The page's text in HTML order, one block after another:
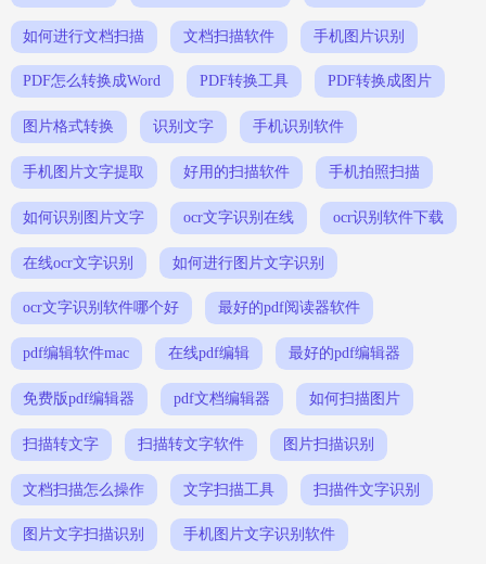
如何进行文档扫描 文档扫描软件 手机图片识别
PDF怎么转换成Word PDF转换工具 PDF转换成图片
图片格式转换 识别文字 手机识别软件
手机图片文字提取 好用的扫描软件 手机拍照扫描
如何识别图片文字 ocr文字识别在线 ocr识别软件下载
在线ocr文字识别 如何进行图片文字识别
ocr文字识别软件哪个好 最好的pdf阅读器软件
pdf编辑软件mac 在线pdf编辑 最好的pdf编辑器
免费版pdf编辑器 pdf文档编辑器 如何扫描图片
扫描转文字 扫描转文字软件 图片扫描识别
文档扫描怎么操作 文字扫描工具 扫描件文字识别
图片文字扫描识别 手机图片文字识别软件